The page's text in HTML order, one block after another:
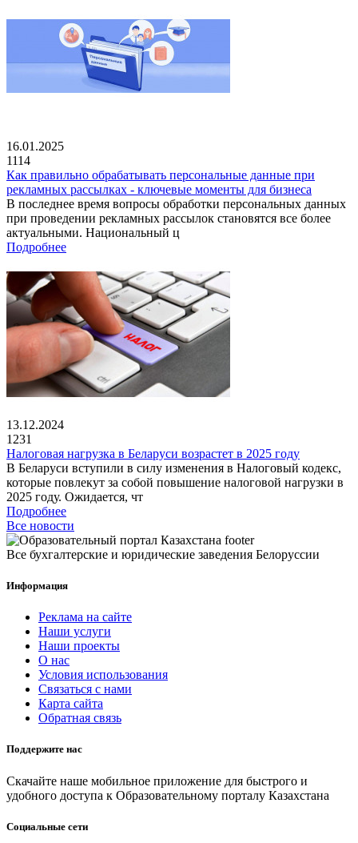
16.01.2025
1114
Как правильно обрабатывать персональные данные при
рекламных рассылках - ключевые моменты для бизнеса
В последнее время вопросы обработки персональных данных
при проведении рекламных рассылок становятся все более
актуальными. Национальный ц
Подробнее
13.12.2024
1231
Налоговая нагрузка в Беларуси возрастет в 2025 году
В Беларуси вступили в силу изменения в Налоговый кодекс,
которые повлекут за собой повышение налоговой нагрузки в
2025 году. Ожидается, чт
Подробнее
Все новости
Все бухгалтерские и юридические заведения Белоруссии
Информация
Реклама на сайте
Наши услуги
Наши проекты
О нас
Условия использования
Связаться с нами
Карта сайта
Обратная связь
Поддержите нас
Скачайте наше мобильное приложение для быстрого и
удобного доступа к Образовательному порталу Казахстана
Социальные сети